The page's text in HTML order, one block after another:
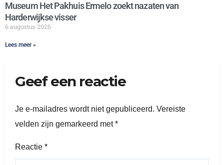
Museum Het Pakhuis Ermelo zoekt nazaten van
Harderwijkse visser
6 augustus 2026
Lees meer »
Geef een reactie
Je e-mailadres wordt niet gepubliceerd. Vereiste
velden zijn gemarkeerd met*
Reactie *